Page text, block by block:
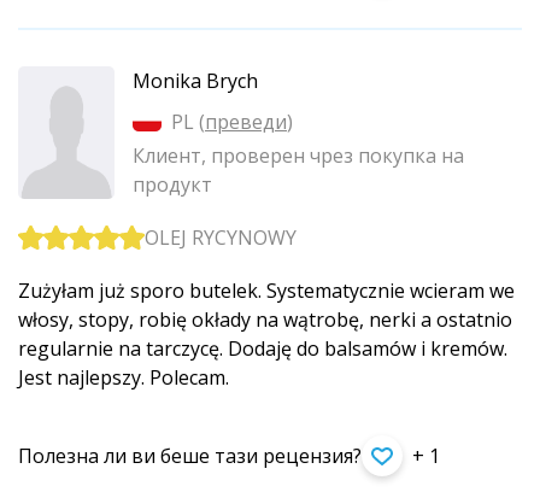
Monika Brych
PL (преведи)
Клиент, проверен чрез покупка на
продукт
OLEJ RYCYNOWY
Zużyłam już sporo butelek. Systematycznie wcieram we
włosy, stopy, robię okłady na wątrobę, nerki a ostatnio
regularnie na tarczycę. Dodaję do balsamów i kremów.
Jest najlepszy. Polecam.
Полезна ли ви беше тази рецензия? + 1